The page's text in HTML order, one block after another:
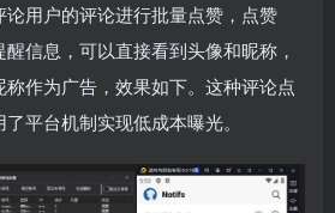
用户的评论进行批量点赞，点赞
信息，可以直接看到头像和昵称，
作为广告，效果如下。这种评论点
平台机制实现低成本曝光。